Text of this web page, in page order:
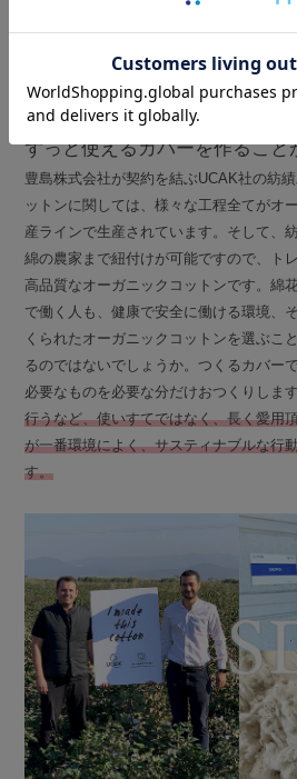
ずっと使えるカバーを作ること
豊島株式会社が契約を結ぶUCAK社の紡
ットンに関しては、様々な工程全てがオ
産ラインで生産されています。そして、
綿の農家まで紐付けが可能ですので、ト
高品質なオーガニックコットンです。綿
で働く人も、健康で安全に働ける環境、
くられたオーガニックコットンを選ぶこ
るのではないでしょうか。つくるカバー
必要なものを必要な分だけおつくりしま
行うなど、使いすてではなく、長く愛用
が一番環境によく、サスティナブルな行
す。